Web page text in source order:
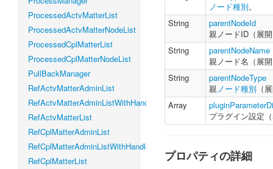
ProcessedActvMatterList
ProcessedActvMatterNodeList
ProcessedCplMatterList
ProcessedCplMatterNodeList
PullBackManager
RefActvMatterAdminList
RefActvMatterAdminListWithHandleLevel
RefActvMatterList
RefCplMatterAdminList
RefCplMatterAdminListWithHandleLevel
RefCplMatterList
ノード種別。
String
parentNodeId
親ノードID（展
String
parentNodeName
親ノード名（展
String
parentNodeType
親ノード種別 （
Array
プラグイン設定
プロパティの詳細